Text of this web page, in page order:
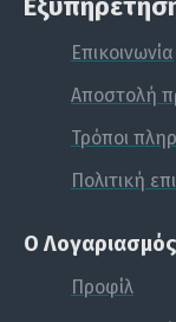
ΟΔΗΓΊΕΣ
βιδώνουμε
Επικοινωνία
Αποστολή
Τρόποι
Πολιτική
Ο
Προφίλ